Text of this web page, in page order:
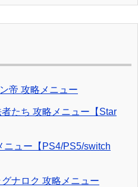
帝 攻略メニュー
たち 攻略メニュー【Star
ニュー【PS4/PS5/switch
ナロク 攻略メニュー